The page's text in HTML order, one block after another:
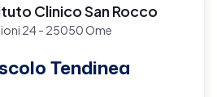
Clinico San Rocco
24 - 25050 Ome
Tendinea